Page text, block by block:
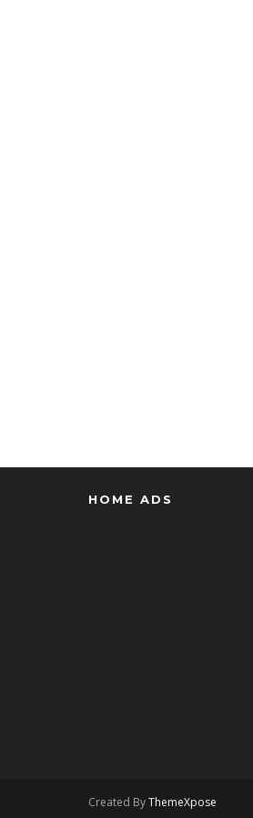
HOME ADS
Created ByThemeXpose